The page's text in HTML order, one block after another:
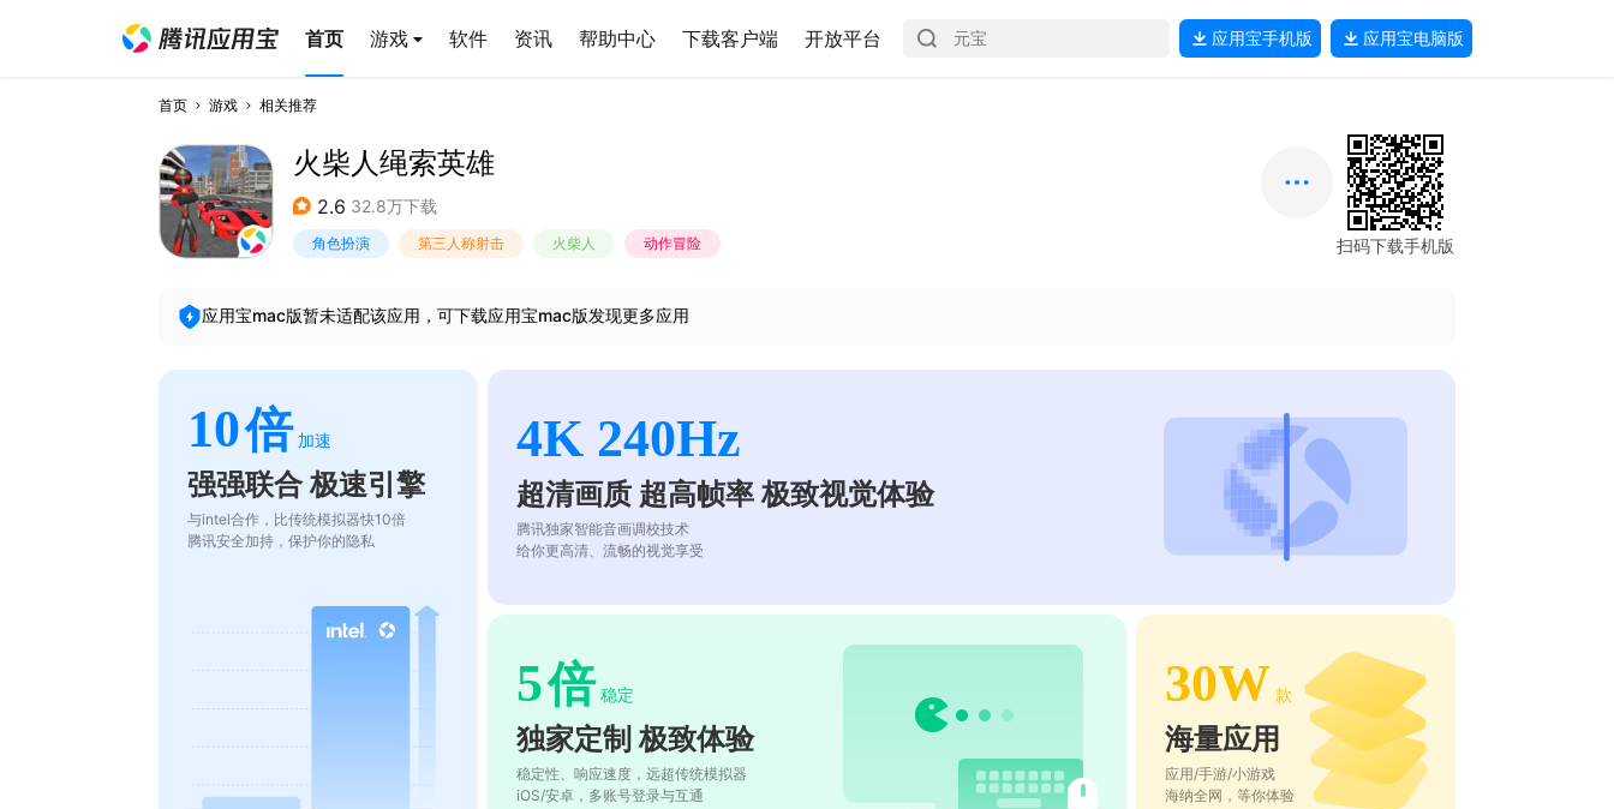
首页 游戏 软件 资讯 帮助中心 下载客户端 开放平台 应用宝手机版 应用宝电脑版
首页 游戏 相关推荐
火柴人绳索英雄
2.6 32.8万下载
角色扮演 第三人称射击 火柴人 动作冒险 扫码下载手机版
应用宝mac版暂未适配该应用，可下载应用宝mac版发现更多应用
10倍 加速
强强联合 极速引擎
与intel合作，比传统模拟器快10倍
腾讯安全加持，保护你的隐私
4K 240Hz
超清画质 超高帧率 极致视觉体验
腾讯独家智能音画调校技术
给你更高清、流畅的视觉享受
5倍 稳定
独家定制 极致体验
稳定性、响应速度，远超传统模拟器
iOS/安卓，多账号登录与互通
30W 款
海量应用
应用/手游/小游戏
海纳全网，等你体验